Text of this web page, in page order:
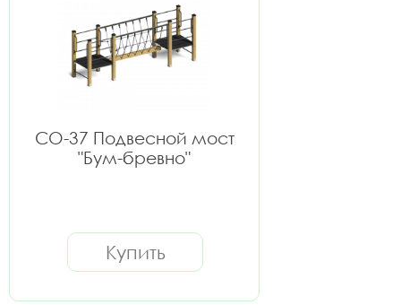
СО-37 Подвесной мост
"Бум-бревно"
Купить